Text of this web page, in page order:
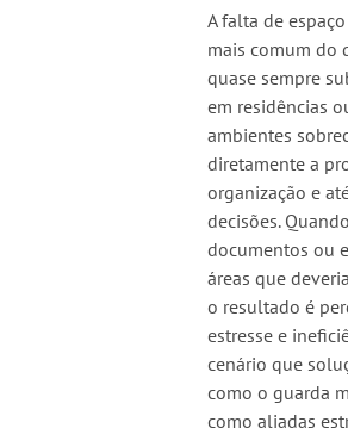
A falta de
mais comum do
quase sempre
em residências
ambientes
diretamente a
organização e
decisões.
documentos ou
áreas que
o resultado é
estresse e
cenário que
como o guarda
como aliadas